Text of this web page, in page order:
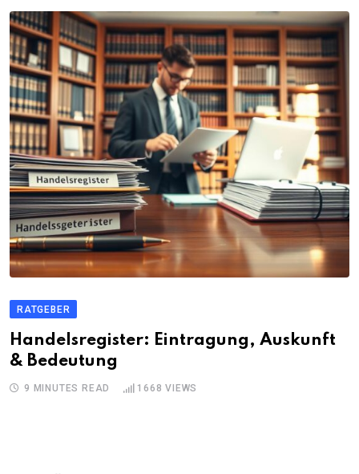
RATGEBER
Handelsregister: Eintragung, Auskunft
& Bedeutung
9 MINUTES READ 1668 VIEWS